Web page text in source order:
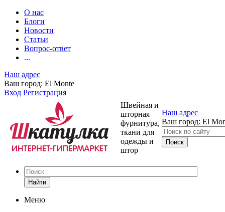
О нас
Блоги
Новости
Статьи
Вопрос-ответ
...
Наш адрес
Ваш город: El Monte
Вход Регистрация
Швейная и
шторная
фурнитура,
ткани для
одежды и
штор
Наш адрес
Ваш город: El
Найти
Меню